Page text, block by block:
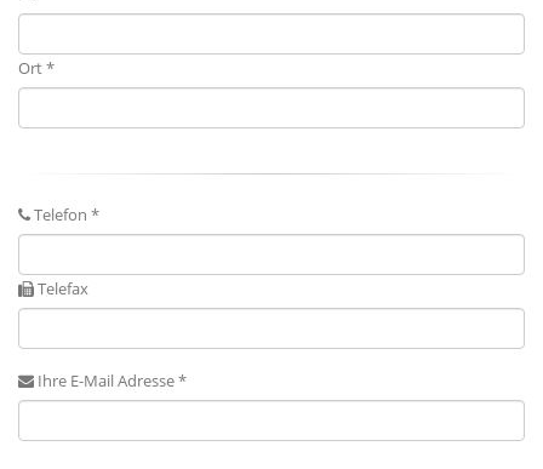
Ort *
Telefon *
Telefax
Ihre E-Mail Adresse *